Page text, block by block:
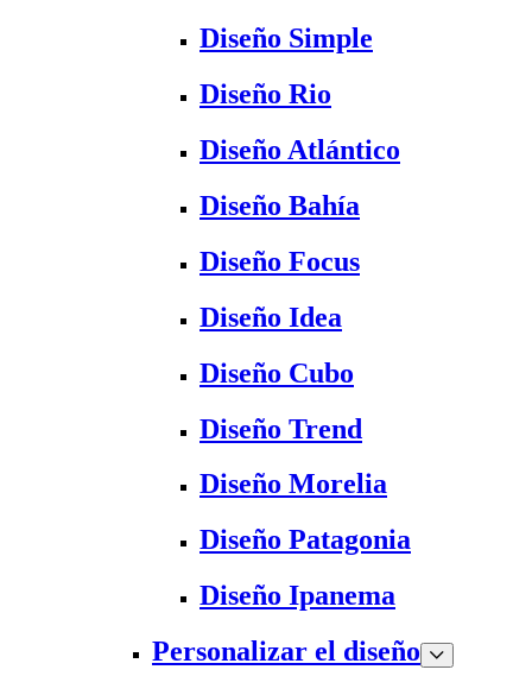
Diseño Simple
Diseño Rio
Diseño Atlántico
Diseño Bahía
Diseño Focus
Diseño Idea
Diseño Cubo
Diseño Trend
Diseño Morelia
Diseño Patagonia
Diseño Ipanema
Personalizar el diseño